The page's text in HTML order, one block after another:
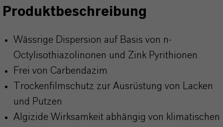
Produktbeschreibung
Wässrige Dispersion auf Basis von n-
Octylisothiazolinonen und Zink Pyrithionen
Frei von Carbendazim
Trockenfilmschutz zur Ausrüstung von Lacken
und Putzen
Algizide Wirksamkeit abhängig von klimatischen